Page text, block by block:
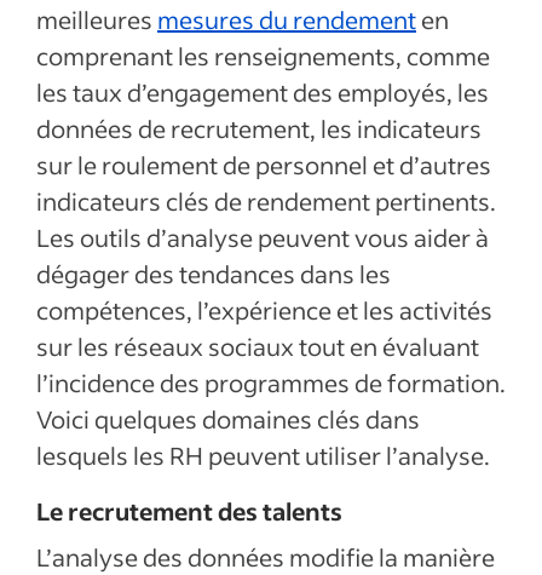
meilleures mesures du rendementen
comprenant les renseignements, comme
les taux d’engagement des employés, les
données de recrutement, les indicateurs
sur le roulement de personnel et d’autres
indicateurs clés de rendement pertinents.
Les outils d’analyse peuvent vous aider à
dégager des tendances dans les
compétences, l’expérience et les activités
sur les réseaux sociaux tout en évaluant
l’incidence des programmes de formation.
Voici quelques domaines clés dans
lesquels les RH peuvent utiliser l’analyse.
Le recrutement des talents
L’analyse des données modifie la manière